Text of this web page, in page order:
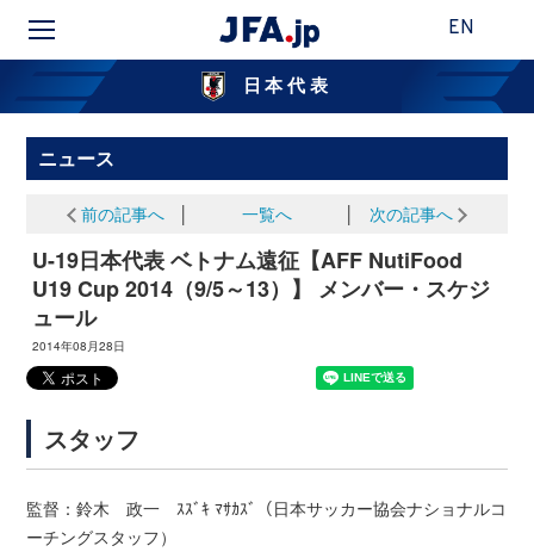
EN
日本代表
ニュース
前の記事へ 一覧へ 次の記事へ
U-19日本代表 ベトナム遠征【AFF NutiFood
U19 Cup 2014（9/5～13）】 メンバー・スケジ
ュール
2014年08月28日
スタッフ
監督：鈴木 政一 ｽｽﾞｷ ﾏｻｶｽﾞ（日本サッカー協会ナショナルコ
ーチングスタッフ）